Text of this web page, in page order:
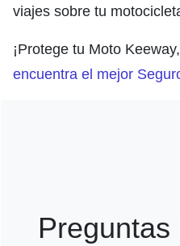
viajes sobre tu
¡Protege tu Moto
encuentra el mejor